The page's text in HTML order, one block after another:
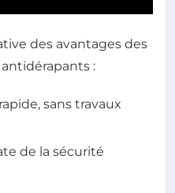
des avantages des
:
sans travaux
de la sécurité